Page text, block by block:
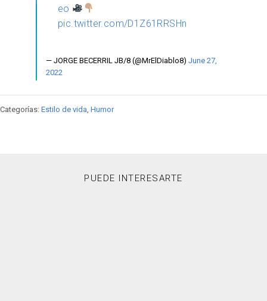
eo
pic.twitter.com/D1Z61RRSHn
— JORGE BECERRIL JB/8 (@MrElDiablo8) June 27,
2022
Categorías: Estilo de vida Humor
PUEDE INTERESARTE